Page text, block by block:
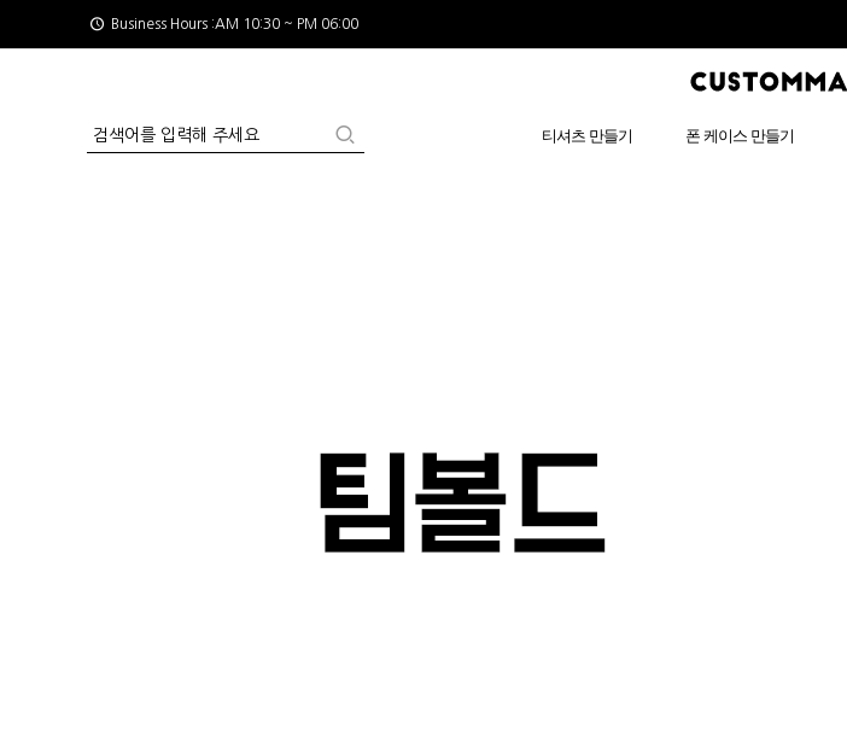
Business Hours :AM 10:30 ~ PM 06:00
티셔츠 만들기 폰 케이스 만들기